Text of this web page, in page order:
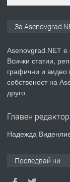
ПРЕДЛАГА
За
Asenovgrad.NET
Всички статии,
графични и видео
собственост на
друго.
Главен редактор
Надежда
Последвай ни